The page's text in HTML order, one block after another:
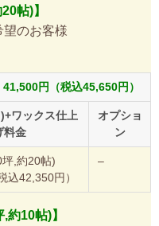
帖)】
望のお客様
円（税込45,650円）
ワックス仕上
料金
オプショ
ン
,約20帖)
込42,350円）
–
約10帖)】